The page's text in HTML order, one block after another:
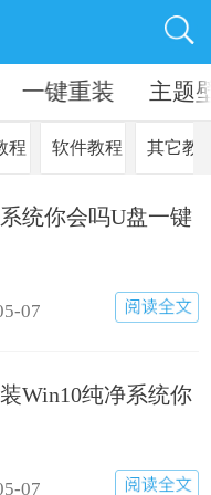
一键重装 主题
程 软件教程 其它教
统你会吗U盘一键
07
Win10纯净系统你
07